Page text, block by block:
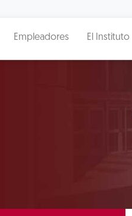
Empleadores El Instituto